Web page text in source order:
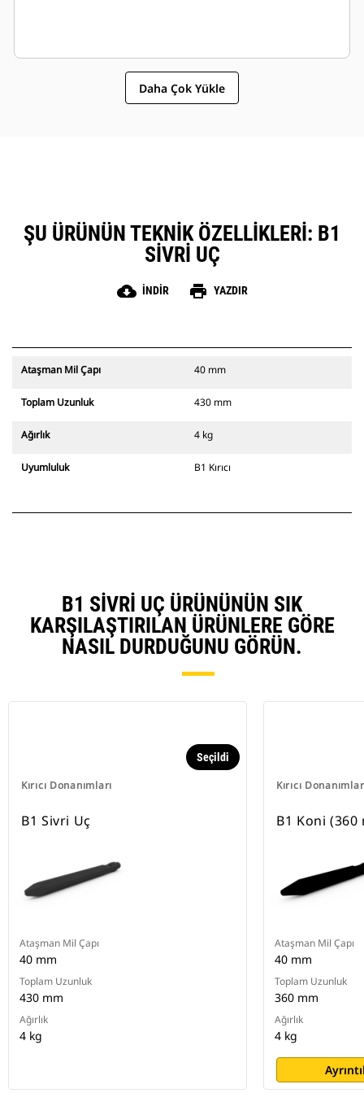
Daha Çok Yükle
ŞU ÜRÜNÜN TEKNIK ÖZELLIKLERI: B1
SIVRI UÇ
cloud_download İNDIR print YAZDIR
Ataşman Mil Çapı 40 mm
Toplam Uzunluk 430 mm
Ağırlık 4 kg
Uyumluluk B1 Kırıcı
B1 SIVRI UÇ ÜRÜNÜNÜN SIK
KARŞILAŞTIRILAN ÜRÜNLERE GÖRE
NASIL DURDUĞUNU GÖRÜN.
Kırıcı Donanımları
Seçildi
B1 Sivri Uç
Ataşman Mil Çapı
40 mm
Toplam Uzunluk
430 mm
Ağırlık
4 kg
Kırıcı
B1 Koni (360
Ataşman Mil Çapı
40 mm
Toplam Uzunluk
360 mm
Ağırlık
4 kg